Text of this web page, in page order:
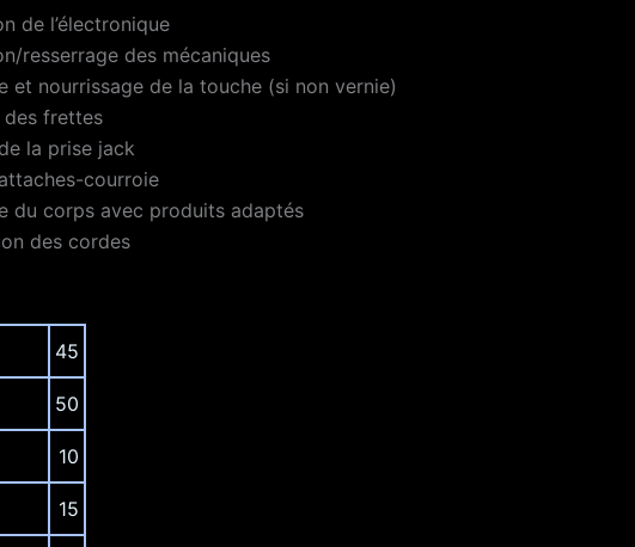
de l’électronique
resserrage des mécaniques
et nourrissage de la touche (si non vernie)
des frettes
la prise jack
courroie
du corps avec produits adaptés
des cordes
45
50
10
15